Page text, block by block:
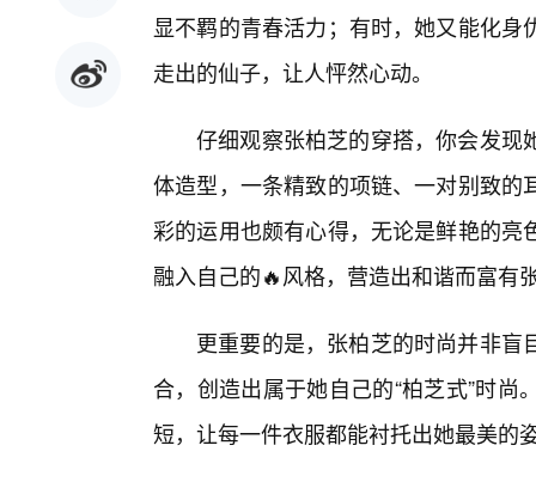
显不羁的青春活力；有时，她又能化
走出的仙子，让人怦然心动。
仔细观察张柏芝的穿搭，你会发现
体造型，一条精致的项链、一对别致
彩的运用也颇有心得，无论是鲜艳的
融入自己的🔥风格，营造出和谐而富有
更重要的是，张柏芝的时尚并非
合，创造出属于她自己的“柏芝式”时
短，让每一件衣服都能衬托出她最美的